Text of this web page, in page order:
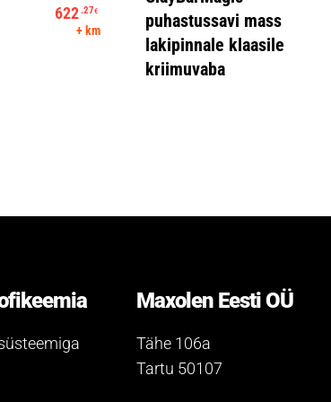
622.27€
Praegune hind on: 622.27€.
+ km
puhastussavi mass
lakipinnale klaasile
kriimuvaba
Maxolen Eesti OÜ
Tähe 106a
Tartu 50107